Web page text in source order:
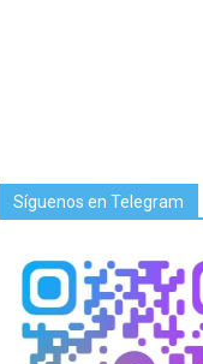
Síguenos en Telegram